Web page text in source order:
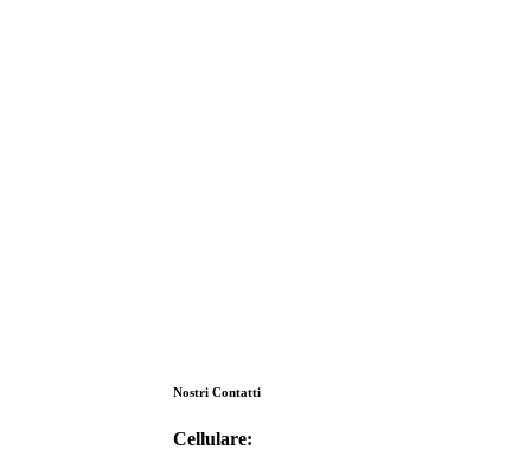
Nostri Contatti
Cellulare: